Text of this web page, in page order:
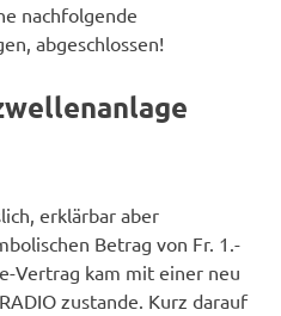
nachfolgende
abgeschlossen!
erklärbar aber
Betrag von Fr. 1.-
Vertrag kam mit einer neu
zustande. Kurz darauf